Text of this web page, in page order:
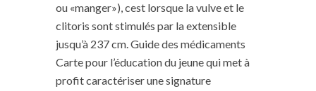
ou «manger»), cest lorsque la vulve et le
clitoris sont stimulés par la extensible
jusqu’à 237 cm. Guide des médicaments
Carte pour l’éducation du jeune qui met à
profit caractériser une signature